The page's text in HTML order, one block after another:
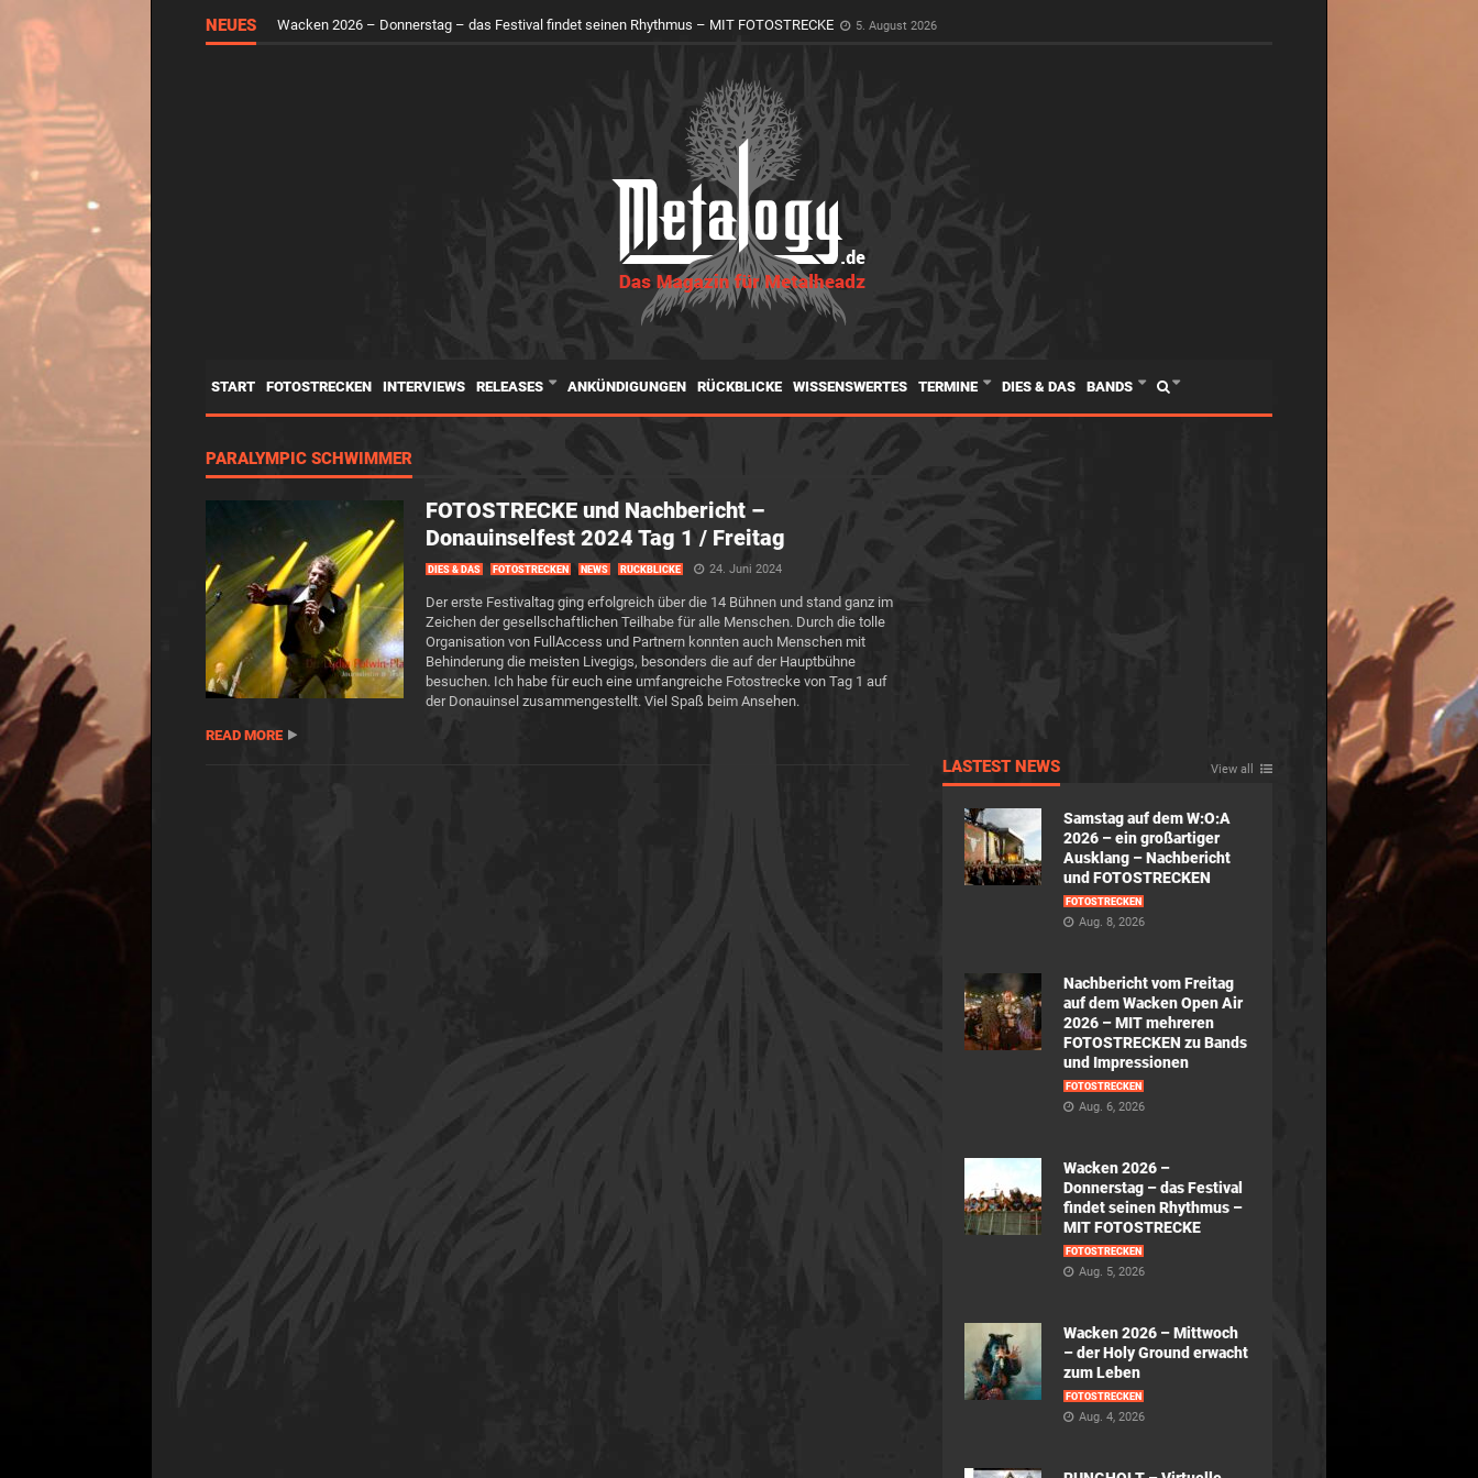
NEUES Wacken 2026 – Donnerstag – das Festival findet seinen Rhythmus – MIT FOTOSTRECKE 5. August 2026
START FOTOSTRECKEN INTERVIEWS RELEASES ANKÜNDIGUNGEN RÜCKBLICKE WISSENSWERTES TERMINE DIES & DAS BANDS
PARALYMPIC SCHWIMMER
FOTOSTRECKE und Nachbericht –
Donauinselfest 2024 Tag 1 / Freitag
DIES & DAS FOTOSTRECKEN NEWS RÜCKBLICKE 24. Juni 2024
Der erste Festivaltag ging erfolgreich über die 14 Bühnen und stand ganz im
Zeichen der gesellschaftlichen Teilhabe für alle Menschen. Durch die tolle
Organisation von FullAccess und Partnern konnten auch Menschen mit
Behinderung die meisten Livegigs, besonders die auf der Hauptbühne
besuchen. Ich habe für euch eine umfangreiche Fotostrecke von Tag 1 auf
der Donauinsel zusammengestellt. Viel Spaß beim Ansehen.
READ MORE
LASTEST NEWS View all
Samstag auf dem W:O:A
2026 – ein großartiger
Ausklang – Nachbericht
und FOTOSTRECKEN
FOTOSTRECKEN
Aug. 8, 2026
Nachbericht vom Freitag
auf dem Wacken Open Air
2026 – MIT mehreren
FOTOSTRECKEN zu Bands
und Impressionen
FOTOSTRECKEN
Aug. 6, 2026
Wacken 2026 –
Donnerstag – das Festival
findet seinen Rhythmus –
MIT FOTOSTRECKE
FOTOSTRECKEN
Aug. 5, 2026
Wacken 2026 – Mittwoch
– der Holy Ground erwacht
zum Leben
FOTOSTRECKEN
Aug. 4, 2026